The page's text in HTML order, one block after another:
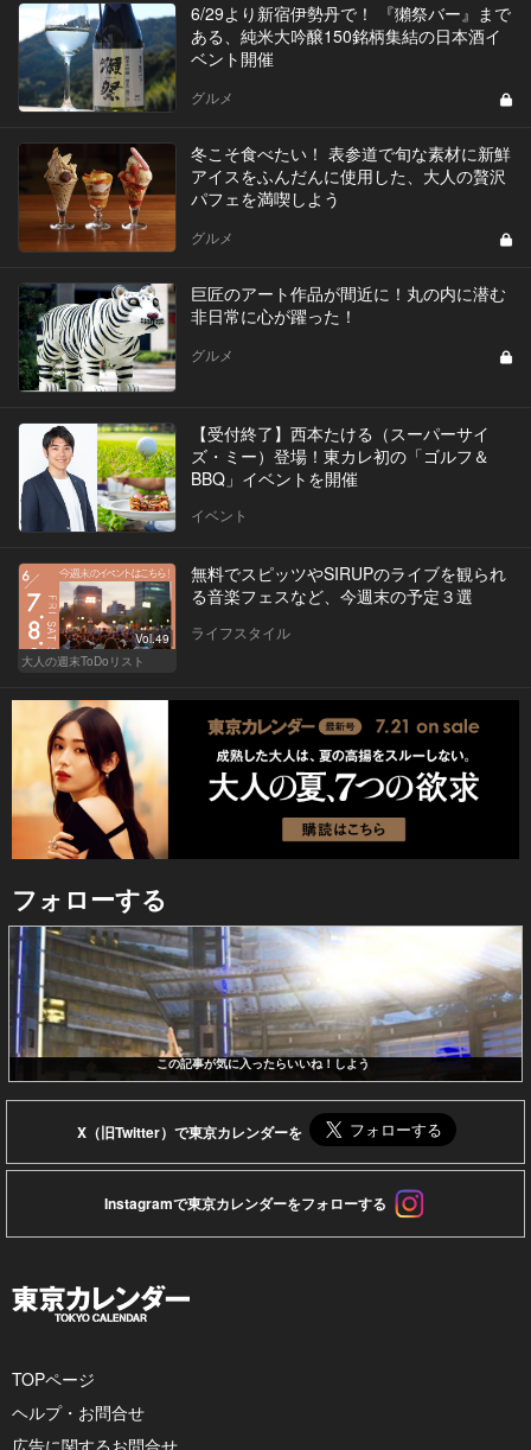
6/29より新宿伊勢丹で！ 『獺祭バー』まで
ある、純米大吟醸150銘柄集結の日本酒イ
ベント開催
グルメ
冬こそ食べたい！ 表参道で旬な素材に新鮮
アイスをふんだんに使用した、大人の贅沢
パフェを満喫しよう
グルメ
巨匠のアート作品が間近に！丸の内に潜む
非日常に心が躍った！
グルメ
【受付終了】西本たける（スーパーサイ
ズ・ミー）登場！東カレ初の「ゴルフ＆
BBQ」イベントを開催
イベント
Vol.49
大人の週末ToDoリスト
無料でスピッツやSIRUPのライブを観られ
る音楽フェスなど、今週末の予定３選
ライフスタイル
フォローする
この記事が気に入ったらいいね！しよう
X（旧Twitter）で東京カレンダーを
Instagramで東京カレンダーをフォローする
TOPページ
ヘルプ・お問合せ